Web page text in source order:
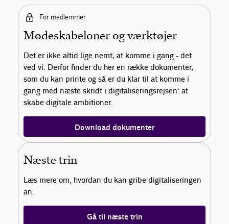
For medlemmer
Mødeskabeloner og værktøjer
Det er ikke altid lige nemt, at komme i gang - det
ved vi. Derfor finder du her en række dokumenter,
som du kan printe og så er du klar til at komme i
gang med næste skridt i digitaliseringsrejsen: at
skabe digitale ambitioner.
Download dokumenter
Næste trin
Læs mere om, hvordan du kan gribe digitaliseringen
an.
Gå til næste trin